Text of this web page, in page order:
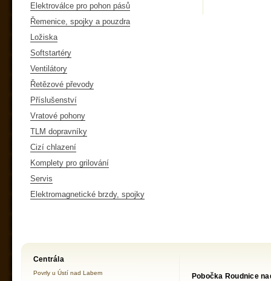
Elektroválce pro pohon pásů
Řemenice, spojky a pouzdra
Ložiska
Softstartéry
Ventilátory
Řetězové převody
Příslušenství
Vratové pohony
TLM dopravníky
Cizí chlazení
Komplety pro grilování
Servis
Elektromagnetické brzdy, spojky
Centrála
Povrly u Ústí nad Labem
Pobočka Roudnice